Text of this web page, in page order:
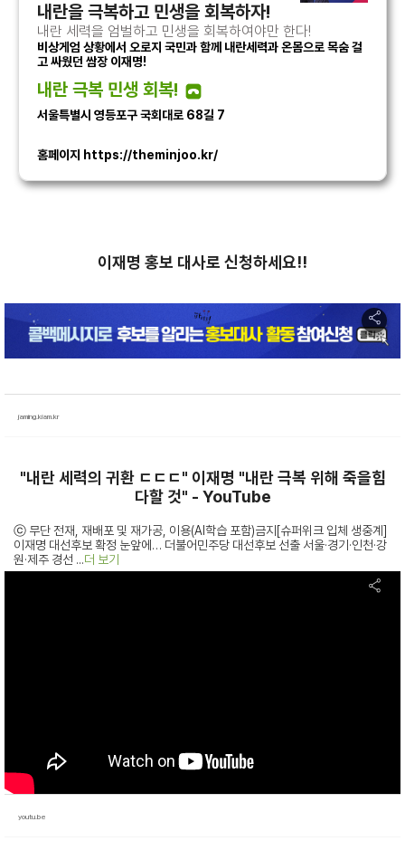
내란을 극복하고 민생을 회복하자!
내란 세력을 엄벌하고 민생을 회복하여야만 한다!
비상게엄 상황에서 오로지 국민과 함께 내란세력과 온몸으로 목숨 걸
고 싸웠던 쌈장 이재명!
내란 극복 민생 회복!
서울특별시 영등포구 국회대로 68길 7
홈페이지 https://theminjoo.kr/
이재명 홍보 대사로 신청하세요!!
jaming.kiam.kr
"내란 세력의 귀환 ㄷㄷㄷ" 이재명 "내란 극복 위해 죽을힘
다할 것" - YouTube
ⓒ 무단 전재, 재배포 및 재가공, 이용(AI학습 포함)금지[슈퍼위크 입체 생중계]
이재명 대선후보 확정 눈앞에… 더불어민주당 대선후보 선출 서울·경기·인천·강
원·제주 경선 ...더 보기
youtu.be